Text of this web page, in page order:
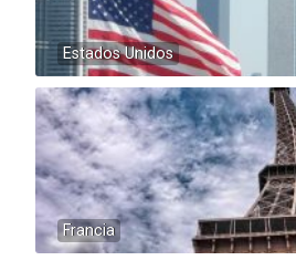
Estados Unidos
Francia